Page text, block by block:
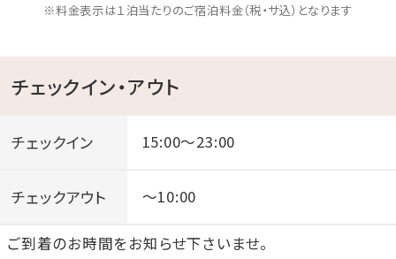
●那覇空港まで、車で約1.5時間
●一度は行ってみたい!美ら海水族館まで、車で約50分
店」まで、車で約2分
車で約10分
●歴代琉球王の居城・首里城まで、車で約60分
※料金表示は１泊当たりのご宿泊料金（税・サ込）となります
チェックイン・アウト
チェックイン 15:00～23:00
チェックアウト ～10:00
ご到着のお時間をお知らせ下さいませ。